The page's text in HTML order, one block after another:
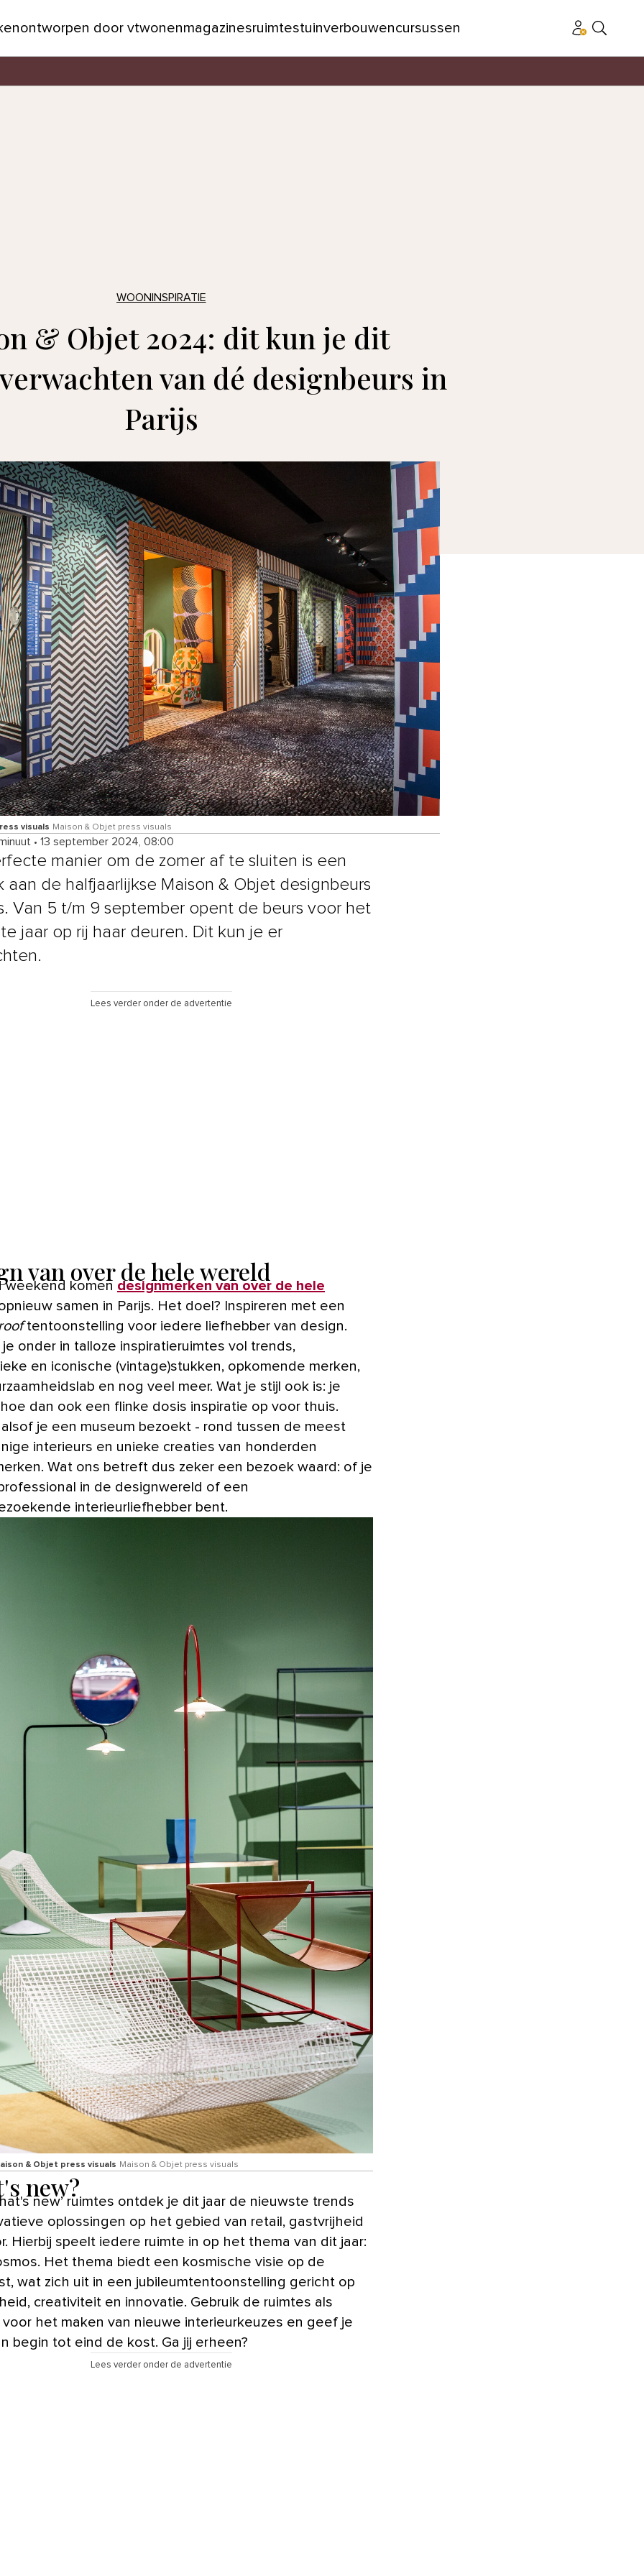
ontworpen door vtwonenmagazinesruimtestuinverbouwencursussen
WOONINSPIRATIE
& Objet 2024: dit kun je dit
van dé designbeurs in
Parijs
visuals Maison & Objet press visuals
• 13 september 2024, 08:00
manier om de zomer af te sluiten is een
aan de halfjaarlijkse Maison & Objet designbeurs
Van 5 t/m 9 september opent de beurs voor het
jaar op rij haar deuren. Dit kun je er
Lees verder onder de advertentie
van over de hele wereld
weekend komen designmerken van over de hele
samen in Parijs. Het doel? Inspireren met een
tentoonstelling voor iedere liefhebber van design.
je onder in talloze inspiratieruimtes vol trends,
en iconische (vintage)stukken, opkomende merken,
en nog veel meer. Wat je stijl ook is: je
dan ook een flinke dosis inspiratie op voor thuis.
alsof je een museum bezoekt - rond tussen de meest
interieurs en unieke creaties van honderden
Wat ons betreft dus zeker een bezoek waard: of je
in de designwereld of een
interieurliefhebber bent.
& Objet press visuals Maison & Objet press visuals
new?
new’ ruimtes ontdek je dit jaar de nieuwste trends
oplossingen op het gebied van retail, gastvrijheid
Hierbij speelt iedere ruimte in op het thema van dit jaar:
Het thema biedt een kosmische visie op de
wat zich uit in een jubileumtentoonstelling gericht op
creativiteit en innovatie. Gebruik de ruimtes als
voor het maken van nieuwe interieurkeuzes en geef je
begin tot eind de kost. Ga jij erheen?
Lees verder onder de advertentie